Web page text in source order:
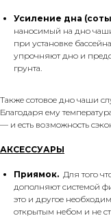
Усиление дна
наносимый на дно
при установке
упрочняют дно и
грунта.
Также сотовое дно чаши
Благодаря ему
— и есть возможность
АКСЕССУАРЫ
Приямок. Для того
дополняют системой
это и другое
открытым небом и не